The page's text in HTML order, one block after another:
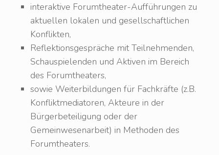
interaktive Forumtheater-Aufführungen zu
aktuellen lokalen und gesellschaftlichen
Konflikten,
Reflektionsgespräche mit Teilnehmenden,
Schauspielenden und Aktiven im Bereich
des Forumtheaters,
sowie Weiterbildungen für Fachkräfte (z.B.
Konfliktmediatoren, Akteure in der
Bürgerbeteiligung oder der
Gemeinwesenarbeit) in Methoden des
Forumtheaters.